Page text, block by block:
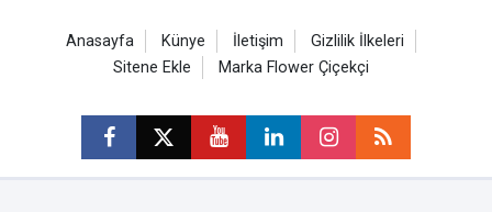
Anasayfa Künye İletişim
Gizlilik İlkeleri
Sitene Ekle
Marka Flower Çiçekçi